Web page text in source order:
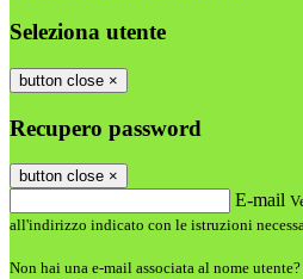
Seleziona utente
button close ×
Recupero password
button close ×
E-mail
all'indirizzo indicato con le istruzioni
Non hai una e-mail associata al nome